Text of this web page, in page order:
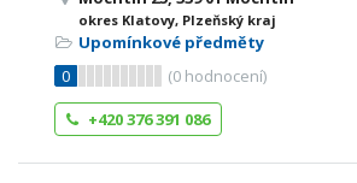
okres Klatovy, Plzeňský kraj
Upomínkové předměty
0
(0 hodnocení)
+420 376 391 086